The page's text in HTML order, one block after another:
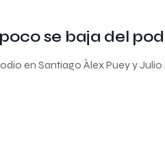
se baja del
en Santiago Àlex Puey y